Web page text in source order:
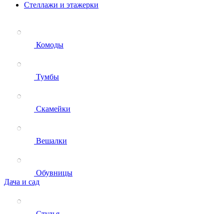
Стеллажи и этажерки
Комоды
Тумбы
Скамейки
Вешалки
Обувницы
Дача и сад